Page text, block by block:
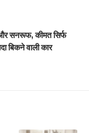
सनरूफ, कीमत सिर्फ
बिकने वाली कार